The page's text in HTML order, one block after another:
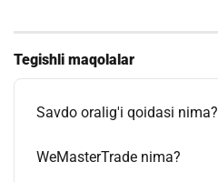
Tegishli maqolalar
Savdo oralig'i qoidasi nima?
WeMasterTrade nima?